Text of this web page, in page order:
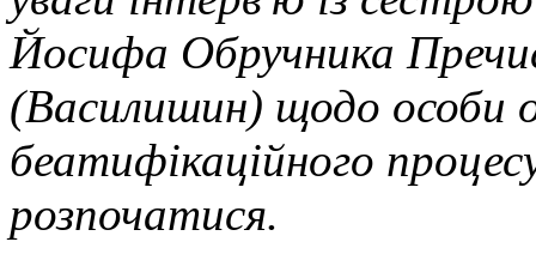
Йосифа Обручника
(Василишин) щодо особи
беатифікаційного
розпочатися.